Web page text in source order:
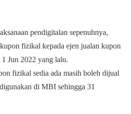
pendigitalan sepenuhnya,
fizikal kepada ejen jualan kupon
Jun 2022 yang lalu.
fizikal sedia ada masih boleh dijual
di MBI sehingga 31